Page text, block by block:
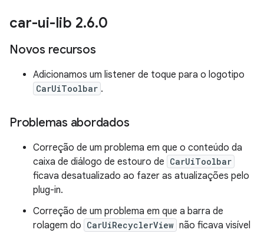
car-ui-lib 2.6.0
Novos recursos
Adicionamos um listener de toque para o logotipo
CarUiToolbar .
Problemas abordados
Correção de um problema em que o conteúdo da
caixa de diálogo de estouro de CarUiToolbar
ficava desatualizado ao fazer as atualizações pelo
plug-in.
Correção de um problema em que a barra de
rolagem do CarUiRecyclerView não ficava visível